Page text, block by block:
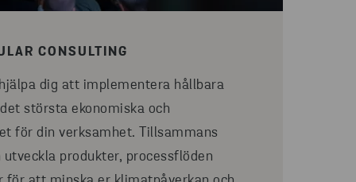
CONSULTING
dig att implementera hållbara
största ekonomiska och
för din verksamhet. Tillsammans
produkter, processflöden